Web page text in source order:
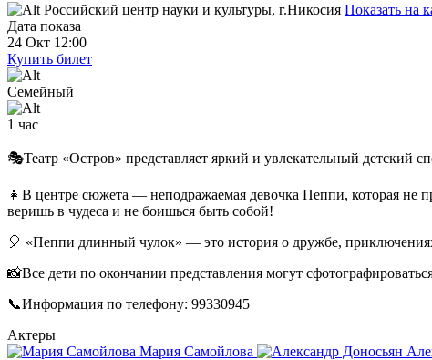
Российский центр науки и культуры, г.Никосия Показать на
Дата показа
24 Окт 12:00
Купить билет
Семейный
1 час
🎭Театр «Остров» представляет яркий и увлекательный детский
👧В центре сюжета — неподражаемая девочка Пеппи, которая не
веришь в чудеса и не боишься быть собой!
🎈 «Пеппи длинный чулок» — это история о дружбе,
📸Все дети по окончании представления могут
📞Информация по телефону: 99330945
Актеры
Мария Самойлова